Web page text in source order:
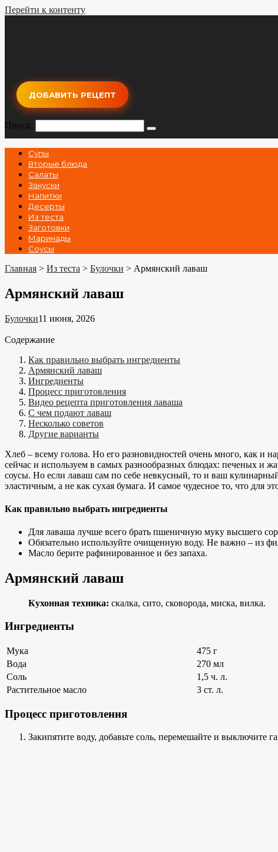
Перейти к контенту
ДОБАВИТЬ РЕЦЕПТ
Поиск:
Супы
Вторые блюда
Салаты
Закуски
Напитки
Десерты
Из теста
Заготовки
Маринады
Соусы
Главная > Из теста > Булочки > Армянский лаваш
Армянский лаваш
Булочки11 июня, 2026
Содержание
Как правильно выбрать ингредиенты
Армянский лаваш
Ингредиенты
Процесс приготовления
Видео рецепта приготовления лаваша
С чем подают лаваш
Несколько советов
Другие варианты
Хлеб – всему голова. Но его разновидностей очень много, как
сейчас и используем в самых разнообразных блюдах: печеных и
соусы. Но если лаваш сам по себе невкусный, то и ваш
эластичным, а не как сухая бумага. И самое чудесное то, что для
Как правильно выбрать ингредиенты
Для лаваша лучше всего брать пшеничную муку высшего
Обязательно используйте очищенную воду. Не важно – из
Масло берите рафинированное и без запаха.
Армянский лаваш
Кухонная техника: скалка, сито, сковорода, миска, вилка.
Ингредиенты
Мука
475 г
Вода
270 мл
Соль
1,5 ч. л.
Растительное масло
3 ст. л.
Процесс приготовления
Закипятите воду, добавьте соль, перемешайте и выключите